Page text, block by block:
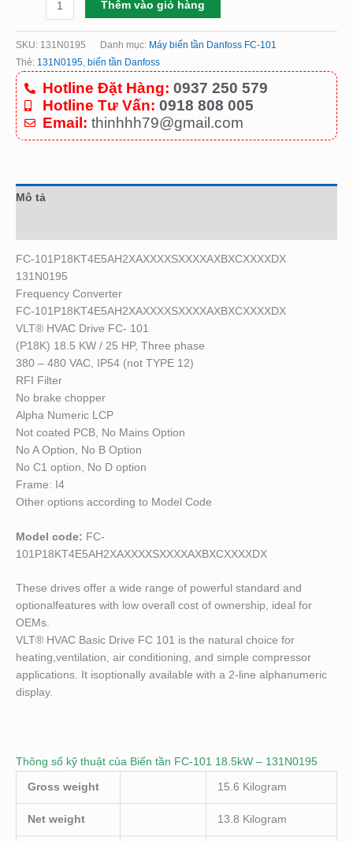
Thêm vào giỏ hàng
SKU: 131N0195 Danh mục: Máy biến tần Danfoss FC-101
Thẻ: 131N0195, biến tần Danfoss
Hotline Đặt Hàng: 0937 250 579
Hotline Tư Vấn: 0918 808 005
Email: thinhhh79@gmail.com
Mô tả
FC-101P18KT4E5AH2XAXXXXSXXXXAXBXCXXXXDX
131N0195
Frequency Converter
FC-101P18KT4E5AH2XAXXXXSXXXXAXBXCXXXXDX
VLT® HVAC Drive FC- 101
(P18K) 18.5 KW / 25 HP, Three phase
380 – 480 VAC, IP54 (not TYPE 12)
RFI Filter
No brake chopper
Alpha Numeric LCP
Not coated PCB, No Mains Option
No A Option, No B Option
No C1 option, No D option
Frame: I4
Other options according to Model Code
Model code: FC-
101P18KT4E5AH2XAXXXXSXXXXAXBXCXXXXDX
These drives offer a wide range of powerful standard and
optionalfeatures with low overall cost of ownership, ideal for
OEMs.
VLT® HVAC Basic Drive FC 101 is the natural choice for
heating,ventilation, air conditioning, and simple compressor
applications. It isoptionally available with a 2-line alphanumeric
display.
Thông số kỹ thuật của Biến tần FC-101 18.5kW – 131N0195
Gross weight 15.6 Kilogram
Net weight 13.8 Kilogram